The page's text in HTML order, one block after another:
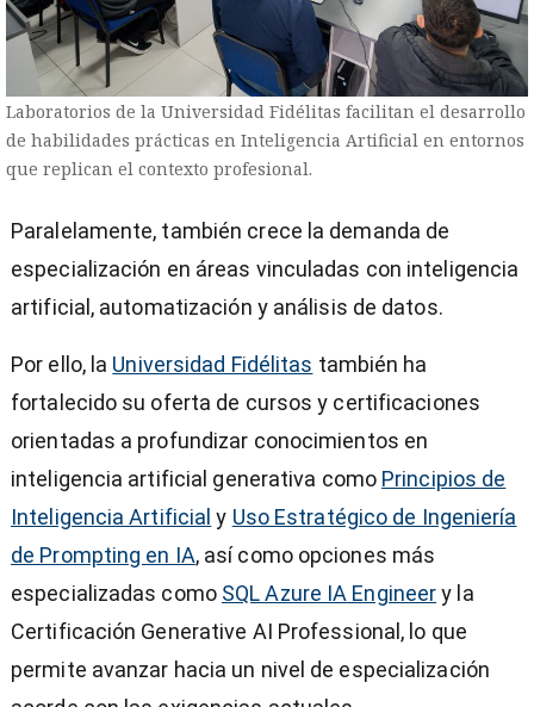
Laboratorios de la Universidad Fidélitas facilitan el desarrollo
de habilidades prácticas en Inteligencia Artificial en entornos
que replican el contexto profesional.
Paralelamente, también crece la demanda de
especialización en áreas vinculadas con inteligencia
artificial, automatización y análisis de datos.
Por ello, la Universidad Fidélitas también ha
fortalecido su oferta de cursos y certificaciones
orientadas a profundizar conocimientos en
inteligencia artificial generativa como Principios de
Inteligencia Artificial y Uso Estratégico de Ingeniería
de Prompting en IA, así como opciones más
especializadas como SQL Azure IA Engineery la
Certificación Generative AI Professional, lo que
permite avanzar hacia un nivel de especialización